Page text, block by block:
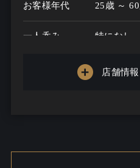
お客様年代 25歳 ～
一人呑み
特になし
店舗情